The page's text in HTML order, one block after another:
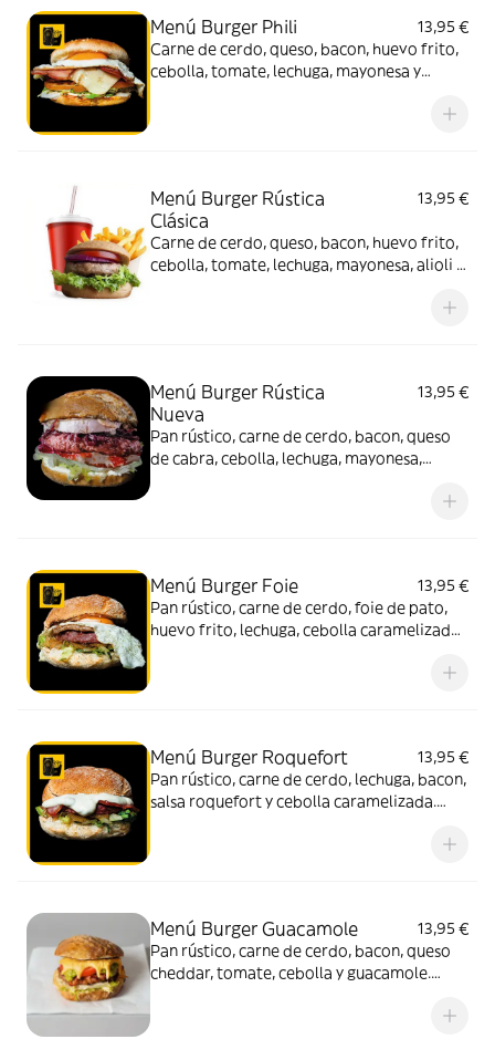
Menú Burger Phili
13,95 €
Carne de cerdo, queso, bacon, huevo frito,
cebolla, tomate, lechuga, mayonesa y
Menú Burger Rústica
Clásica
13,95 €
Carne de cerdo, queso, bacon, huevo frito,
cebolla, tomate, lechuga, mayonesa, alioli y
Menú Burger Rústica
Nueva
13,95 €
Pan rústico, carne de cerdo, bacon, queso
de cabra, cebolla, lechuga, mayonesa,
Acompañado de patatas y bebida (330 ml.)
Menú Burger Foie
13,95 €
Pan rústico, carne de cerdo, foie de pato,
huevo frito, lechuga, cebolla caramelizada
Menú Burger Roquefort
13,95 €
Pan rústico, carne de cerdo, lechuga, bacon,
salsa roquefort y cebolla caramelizada.
Menú Burger Guacamole
13,95 €
Pan rústico, carne de cerdo, bacon, queso
cheddar, tomate, cebolla y guacamole.